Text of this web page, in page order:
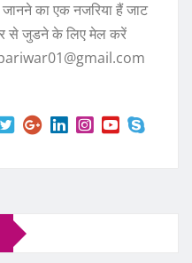
जानने का एक नजरिया हैं जाट
से जुडने के लिए मेल करें